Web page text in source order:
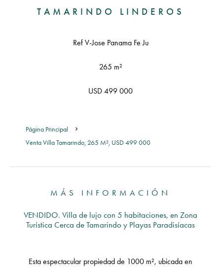
TAMARINDO LINDEROS
Ref V-Jose Panama Fe Ju
265 m²
USD 499 000
Página Principal
Venta Villa Tamarindo, 265 M², USD 499 000
MÁS INFORMACIÓN
VENDIDO. Villa de lujo con 5 habitaciones, en Zona
Turística Cerca de Tamarindo y Playas Paradisíacas
Esta espectacular propiedad de 1000 m², ubicada en